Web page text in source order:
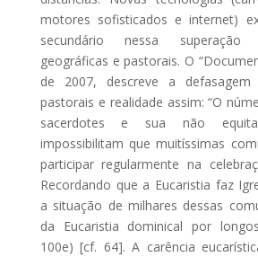
motores sofisticados e internet)
secundário nessa superação
geográficas e pastorais. O
de 2007, descreve a defasagem
pastorais e realidade assim: “O
sacerdotes e sua não
impossibilitam que muitíssimas
participar regularmente na
Recordando que a Eucaristia faz
a situação de milhares dessas
da Eucaristia dominical por
100e) [cf. 64]. A carência